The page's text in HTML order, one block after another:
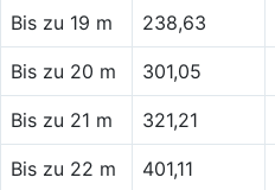
Bis zu 19 m 238,63
Bis zu 20 m 301,05
Bis zu 21 m 321,21
Bis zu 22 m 401,11